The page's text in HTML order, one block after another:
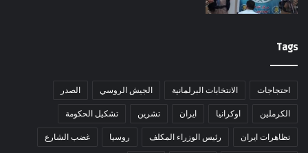
Tags
احتجاجات الانتخابات البرلمانية الجيش الروسي الصدر
الكرملين اوكرانيا ايران تشرين تشكيل الحكومة
تظاهرات ايران رئيس الوزراء المكلف روسيا غضب الشارع